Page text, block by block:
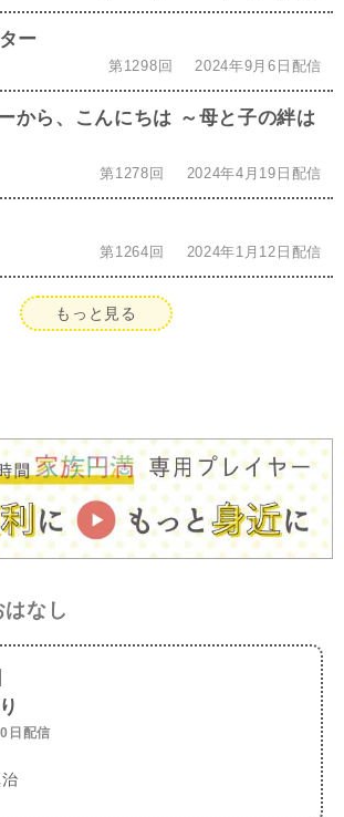
ー
第1298回 2024年9月6日配信
から、こんにちは ～母と子の絆は
第1278回 2024年4月19日配信
第1264回 2024年1月12日配信
もっと見る
なし
日配信